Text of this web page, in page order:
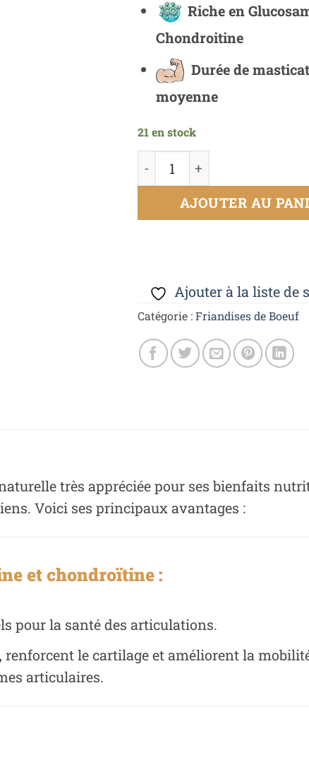
Riche en
Chondroitine
Durée de
moyenne
21 en stock
AJOUTER AU
Ajouter à la liste de
Catégorie :Friandises de Boeuf
très appréciée pour ses bienfaits
Voici ses principaux avantages :
et chondroïtine :
pour la santé des articulations.
le cartilage et améliorent la
articulaires.